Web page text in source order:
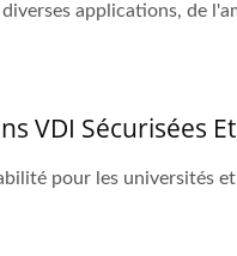
applications, de
VDI Sécurisées
pour les universités et